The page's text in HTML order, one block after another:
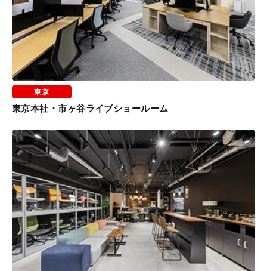
東京
東京本社・市ヶ谷ライブショールーム